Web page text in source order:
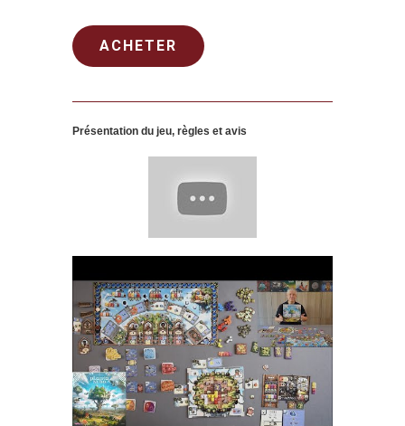
ACHETER
Présentation du jeu, règles et avis